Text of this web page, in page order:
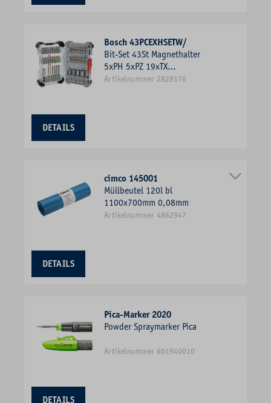
Bosch 43PCEXHSETW/
Bit-Set 43St Magnethalter
5xPH 5xPZ 19xTX
m.Magnethalter 5xSchlitz
Artikelnummer 2828176
DETAILS
cimco 145001
Müllbeutel 120l bl
1100x700mm 0,08mm
Artikelnummer 4862947
DETAILS
Pica-Marker 2020
Powder Spraymarker Pica
Artikelnummer 601940010
DETAILS